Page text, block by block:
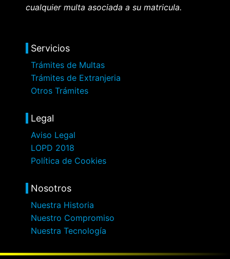
cualquier multa asociada a su matricula.
Servicios
Trámites de Multas
Trámites de Extranjeria
Otros Trámites
Legal
Aviso Legal
LOPD 2018
Política de Cookies
Nosotros
Nuestra Historia
Nuestro Compromiso
Nuestra Tecnología